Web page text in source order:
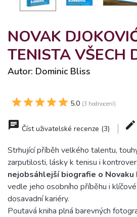
NOVAK
TENISTA VŠECH
Autor: Dominic Bliss
5.0 (3 hodnocení)
Číst uživatelské recenze (3)
Strhující příběh velkého talentu,
zarputilosti, lásky k tenisu i
nejobsáhlejší biografie o Novaku
vedle jeho osobního příběhu i
dosavadní kariéry.
Poutavá kniha plná barevných